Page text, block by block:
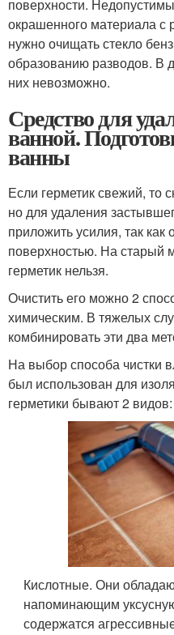
поверхности.
окрашенного материала с
нужно очищать стекло
образованию разводов. В
них невозможно.
Средство для
ванной.
ванны
Если герметик свежий, то
но для удаления
приложить усилия, так как
поверхностью. На старый
герметик нельзя.
Очистить его можно 2
химическим. В тяжелых
комбинировать эти два
На выбор способа чистки
был использован для
герметики бывают 2 видов:
Кислотные. Они
напоминающим
содержатся